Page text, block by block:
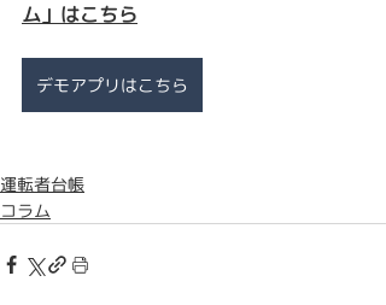
ム」 はこちら
デモアプリはこちら
運転者台帳
コラム